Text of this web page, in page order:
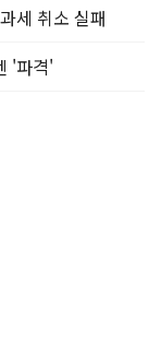
세 취소 실패
'파격'